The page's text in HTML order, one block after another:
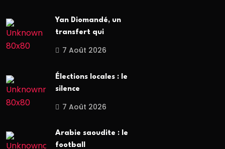
Yan Diomandé, un
transfert qui
7 Août 2026
Élections locales : le
silence
7 Août 2026
Arabie saoudite : le
football